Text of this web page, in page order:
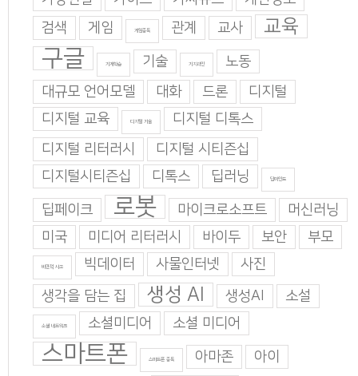
검색
게임 게임중독 관계 교사 교육
구글 기계학습 기술 기지과인
노동
대규모 언어모델
대화 드론
디지털
디지털 교육
디지털 기술
디지털 디톡스
디지털 리터러시
디지털 시티즌십
디지털시티즌십
디톡스 딥러닝 딥마인드
딥페이크 로봇 마이크로소프트
머신러닝
미국
미디어 리터러시 바이두 보안 부모
비판적 사고 빅데이터 사물인터넷
사진
생각을 담는 집
생성 AI 생성AI 소설
소셜 네트워크 소셜미디어 소셜 미디어
스마트폰 스마트폰 중독 아마존
아이